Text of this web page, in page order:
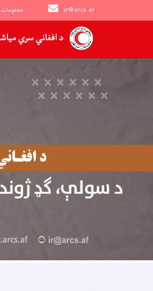
د افغاني سري
ir@arcs.af 0785558964\0708255854 معلومات
Main navigation